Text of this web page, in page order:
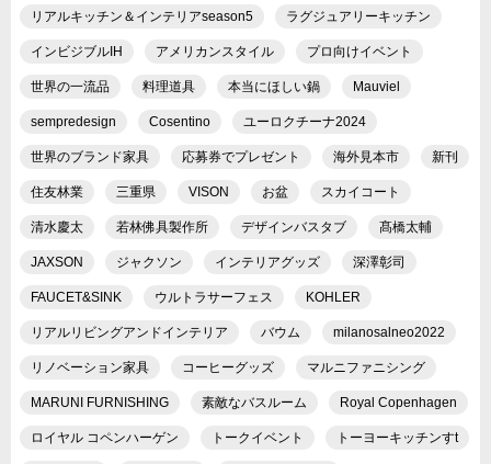
リアルキッチン＆インテリアseason5 ラグジュアリーキッチン
インビジブルIH アメリカンスタイル プロ向けイベント
世界の一流品 料理道具 本当にほしい鍋 Mauviel
sempredesign Cosentino ユーロクチーナ2024
世界のブランド家具 応募券でプレゼント 海外見本市 新刊
住友林業 三重県 VISON お盆 スカイコート
清水慶太 若林佛具製作所 デザインバスタブ 髙橋太輔
JAXSON ジャクソン インテリアグッズ 深澤彰司
FAUCET&SINK ウルトラサーフェス KOHLER
リアルリビングアンドインテリア バウム milanosalneo2022
リノベーション家具 コーヒーグッズ マルニファニシング
MARUNI FURNISHING 素敵なバスルーム Royal Copenhagen
ロイヤル コペンハーゲン トークイベント トーヨーキッチンすt